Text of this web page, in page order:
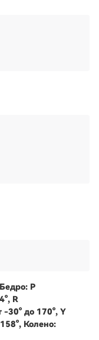
P
R
30° до 170°, Y
Колено: